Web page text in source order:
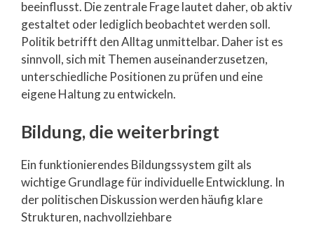
beeinflusst. Die zentrale Frage lautet daher, ob aktiv
gestaltet oder lediglich beobachtet werden soll.
Politik betrifft den Alltag unmittelbar. Daher ist es
sinnvoll, sich mit Themen auseinanderzusetzen,
unterschiedliche Positionen zu prüfen und eine
eigene Haltung zu entwickeln.
Bildung, die weiterbringt
Ein funktionierendes Bildungssystem gilt als
wichtige Grundlage für individuelle Entwicklung. In
der politischen Diskussion werden häufig klare
Strukturen, nachvollziehbare